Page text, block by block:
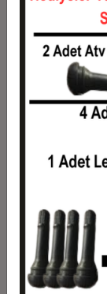
Taksit
4
6
7
8